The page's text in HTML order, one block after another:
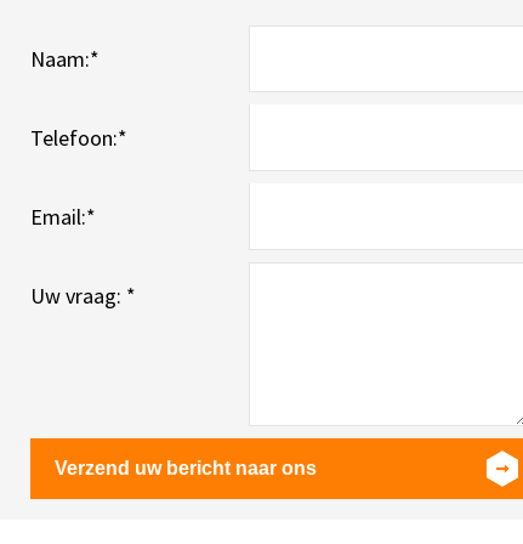
Naam:*
Telefoon:*
Email:*
Uw vraag: *
Verzend uw bericht naar ons